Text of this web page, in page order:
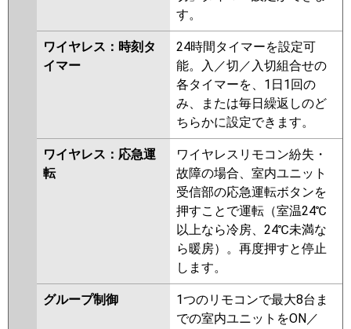
す。
ワイヤレス：時刻タ
イマー
24時間タイマーを設定可
能。入／切／入切組合せの
各タイマーを、1日1回の
み、または毎日繰返しのど
ちらかに設定できます。
ワイヤレス：応急運
転
ワイヤレスリモコン紛失・
故障の場合、室内ユニット
受信部の応急運転ボタンを
押すことで運転（室温24℃
以上なら冷房、24℃未満な
ら暖房）。再度押すと停止
します。
グループ制御
1つのリモコンで最大8台ま
での室内ユニットをON／